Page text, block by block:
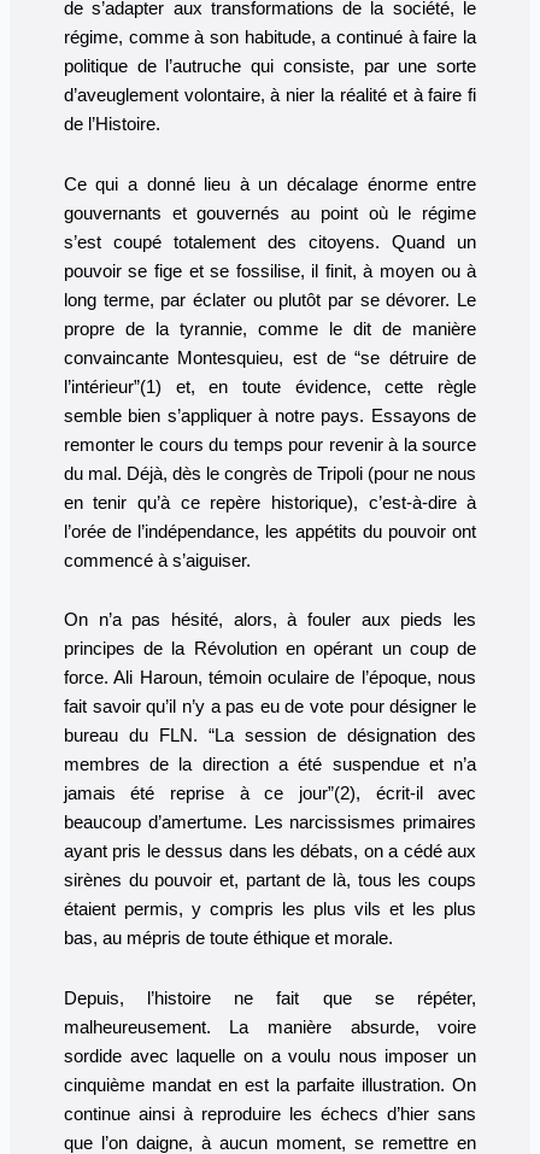
de s’adapter aux transformations de la société, le
régime, comme à son habitude, a continué à faire la
politique de l’autruche qui consiste, par une sorte
d’aveuglement volontaire, à nier la réalité et à faire fi
de l’Histoire.
Ce qui a donné lieu à un décalage énorme entre
gouvernants et gouvernés au point où le régime
s’est coupé totalement des citoyens. Quand un
pouvoir se fige et se fossilise, il finit, à moyen ou à
long terme, par éclater ou plutôt par se dévorer. Le
propre de la tyrannie, comme le dit de manière
convaincante Montesquieu, est de “se détruire de
l’intérieur”(1) et, en toute évidence, cette règle
semble bien s’appliquer à notre pays. Essayons de
remonter le cours du temps pour revenir à la source
du mal. Déjà, dès le congrès de Tripoli (pour ne nous
en tenir qu’à ce repère historique), c’est-à-dire à
l’orée de l’indépendance, les appétits du pouvoir ont
commencé à s’aiguiser.
On n’a pas hésité, alors, à fouler aux pieds les
principes de la Révolution en opérant un coup de
force. Ali Haroun, témoin oculaire de l’époque, nous
fait savoir qu’il n’y a pas eu de vote pour désigner le
bureau du FLN. “La session de désignation des
membres de la direction a été suspendue et n’a
jamais été reprise à ce jour”(2), écrit-il avec
beaucoup d’amertume. Les narcissismes primaires
ayant pris le dessus dans les débats, on a cédé aux
sirènes du pouvoir et, partant de là, tous les coups
étaient permis, y compris les plus vils et les plus
bas, au mépris de toute éthique et morale.
Depuis, l’histoire ne fait que se répéter,
malheureusement. La manière absurde, voire
sordide avec laquelle on a voulu nous imposer un
cinquième mandat en est la parfaite illustration. On
continue ainsi à reproduire les échecs d’hier sans
que l’on daigne, à aucun moment, se remettre en